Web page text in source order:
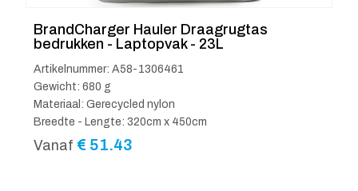
BrandCharger Hauler Draagrugtas
bedrukken - Laptopvak - 23L
Artikelnummer: A58-1306461
Gewicht: 680 g
Materiaal: Gerecycled nylon
Breedte - Lengte: 320cm x 450cm
Vanaf € 51.43